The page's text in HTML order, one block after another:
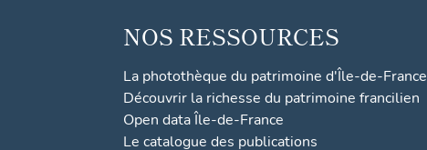
NOS RESSOURCES
La photothèque du patrimoine d'Île-de-France
Découvrir la richesse du patrimoine francilien
Open data Île-de-France
Le catalogue des publications